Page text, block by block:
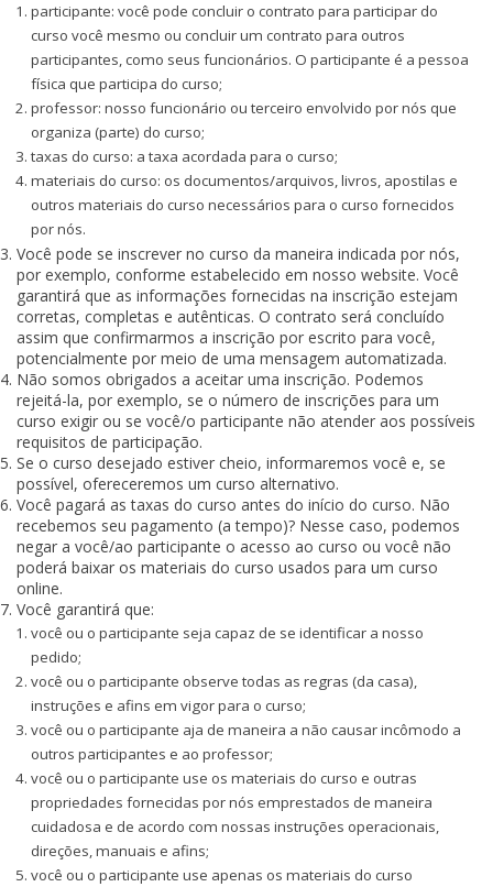
participante: você pode concluir o contrato para participar do
curso você mesmo ou concluir um contrato para outros
participantes, como seus funcionários. O participante é a pessoa
física que participa do curso;
professor: nosso funcionário ou terceiro envolvido por nós que
organiza (parte) do curso;
taxas do curso: a taxa acordada para o curso;
materiais do curso: os documentos/arquivos, livros, apostilas e
outros materiais do curso necessários para o curso fornecidos
por nós.
Você pode se inscrever no curso da maneira indicada por nós,
por exemplo, conforme estabelecido em nosso website. Você
garantirá que as informações fornecidas na inscrição estejam
corretas, completas e autênticas. O contrato será concluído
assim que confirmarmos a inscrição por escrito para você,
potencialmente por meio de uma mensagem automatizada.
Não somos obrigados a aceitar uma inscrição. Podemos
rejeitá-la, por exemplo, se o número de inscrições para um
curso exigir ou se você/o participante não atender aos possíveis
requisitos de participação.
Se o curso desejado estiver cheio, informaremos você e, se
possível, ofereceremos um curso alternativo.
Você pagará as taxas do curso antes do início do curso. Não
recebemos seu pagamento (a tempo)? Nesse caso, podemos
negar a você/ao participante o acesso ao curso ou você não
poderá baixar os materiais do curso usados para um curso
online.
Você garantirá que:
você ou o participante seja capaz de se identificar a nosso
pedido;
você ou o participante observe todas as regras (da casa),
instruções e afins em vigor para o curso;
você ou o participante aja de maneira a não causar incômodo a
outros participantes e ao professor;
você ou o participante use os materiais do curso e outras
propriedades fornecidas por nós emprestados de maneira
cuidadosa e de acordo com nossas instruções operacionais,
direções, manuais e afins;
você ou o participante use apenas os materiais do curso